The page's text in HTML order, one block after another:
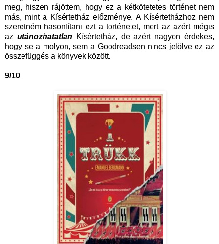
meg, hiszen rájöttem, hogy ez a kétkötetetes történet nem
más, mint a Kísértetház előzménye. A Kísértetházhoz nem
szeretném hasonlítani ezt a történetet, mert az azért mégis
az utánozhatatlan Kísértetház, de azért nagyon érdekes,
hogy se a molyon, sem a Goodreadsen nincs jelölve ez az
összefüggés a könyvek között.
9/10